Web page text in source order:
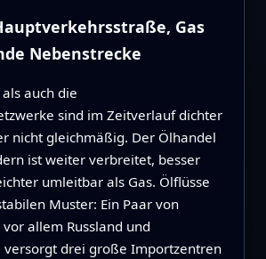
Gas
Nebenstrecke
auch die
sind im Zeitverlauf dichter
nicht gleichmäßig. Der Ölhandel
ist weiter verbreitet, besser
umleitbar als Gas. Ölflüsse
Muster: Ein Paar von
allem Russland und
versorgt drei große Importzentren